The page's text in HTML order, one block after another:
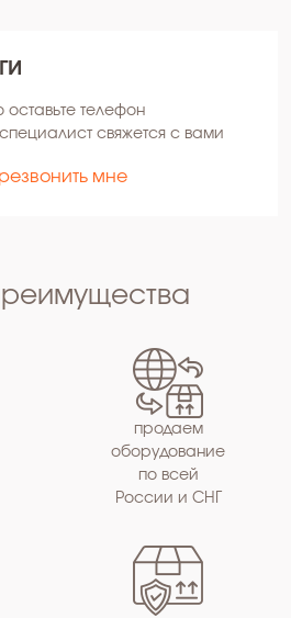
оставьте телефон
свяжется с вами
мне
продаем
оборудование
по всей
России и СНГ